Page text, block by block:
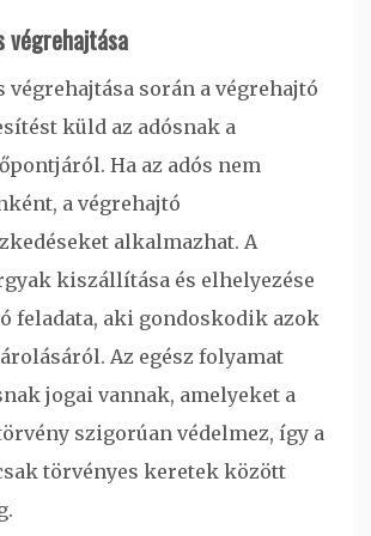
végrehajtása
során a végrehajtó
küld az adósnak a
Ha az adós nem
a végrehajtó
alkalmazhat. A
kiszállítása és elhelyezése
feladata, aki gondoskodik azok
Az egész folyamat
jogai vannak, amelyeket a
szigorúan védelmez, így a
törvényes keretek között